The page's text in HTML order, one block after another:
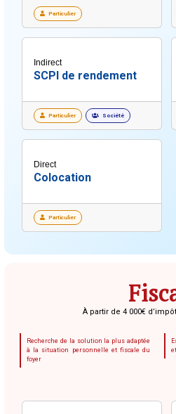
Particulier
Indirect
SCPI de rendement
Particulier Société
Direct
Colocation
Particulier
À partir de 4 000€
Recherche de la solution la plus adaptée
à la situation personnelle et fiscale du
foyer